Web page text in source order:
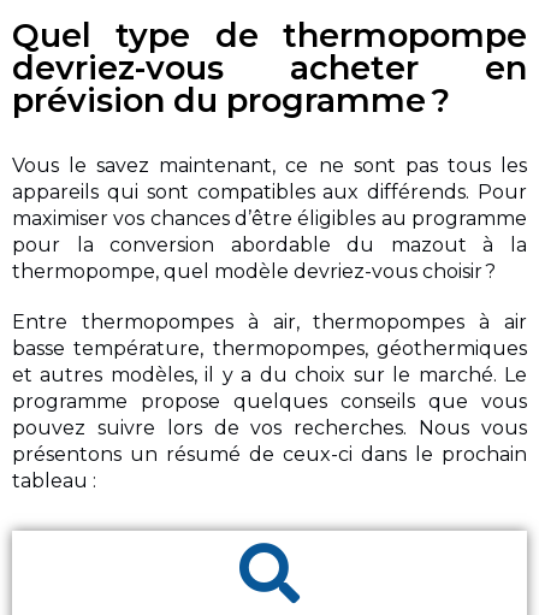
Quel type de thermopompe
devriez-vous acheter en
prévision du programme ?
Vous le savez maintenant, ce ne sont pas tous les
appareils qui sont compatibles aux différends. Pour
maximiser vos chances d’être éligibles au programme
pour la conversion abordable du mazout à la
thermopompe, quel modèle devriez-vous choisir ?
Entre thermopompes à air, thermopompes à air
basse température, thermopompes, géothermiques
et autres modèles, il y a du choix sur le marché. Le
programme propose quelques conseils que vous
pouvez suivre lors de vos recherches. Nous vous
présentons un résumé de ceux-ci dans le prochain
tableau :